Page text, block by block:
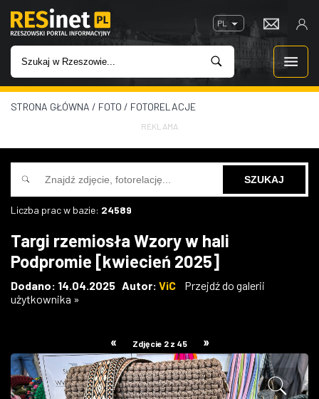
PL
WIADOMOŚCI
INWESTYCJE
IMPREZY
W KINACH
GASTRONOMIA
W RZESZOWIE
STRONA GŁÓWNA / FOTO / FOTORELACJE
REKLAMA
Liczba prac w bazie: 24589
Targi rzemiosła Wzory w hali
Podpromie [kwiecień 2025]
Dodano: 14.04.2025 Autor: ViC
Przejdź do galerii
użytkownika »
« Zdjęcie 2 z 45 »